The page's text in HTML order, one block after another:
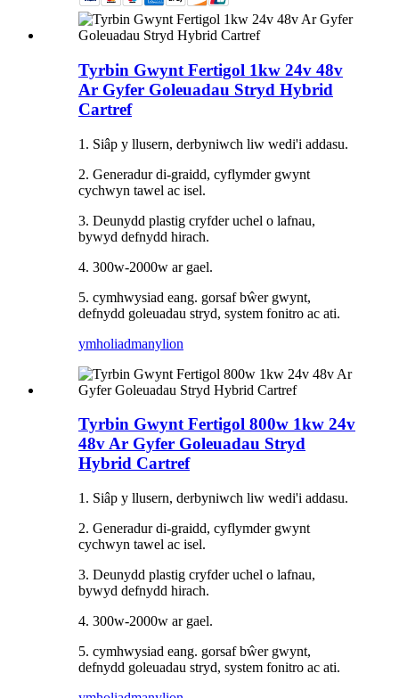
Tyrbin Gwynt Fertigol 1kw 24v 48v
Ar Gyfer Goleuadau Stryd Hybrid
Cartref
1. Siâp y llusern, derbyniwch liw wedi'i addasu.
2. Generadur di-graidd, cyflymder gwynt
cychwyn tawel ac isel.
3. Deunydd plastig cryfder uchel o lafnau,
bywyd defnydd hirach.
4. 300w-2000w ar gael.
5. cymhwysiad eang. gorsaf bŵer gwynt,
defnydd goleuadau stryd, system fonitro ac ati.
ymholiadmanylion
Tyrbin Gwynt Fertigol 800w 1kw 24v
48v Ar Gyfer Goleuadau Stryd
Hybrid Cartref
1. Siâp y llusern, derbyniwch liw wedi'i addasu.
2. Generadur di-graidd, cyflymder gwynt
cychwyn tawel ac isel.
3. Deunydd plastig cryfder uchel o lafnau,
bywyd defnydd hirach.
4. 300w-2000w ar gael.
5. cymhwysiad eang. gorsaf bŵer gwynt,
defnydd goleuadau stryd, system fonitro ac ati.